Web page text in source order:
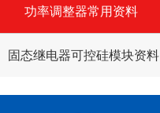
功率调整器常用资料
固态继电器可控硅模块资料